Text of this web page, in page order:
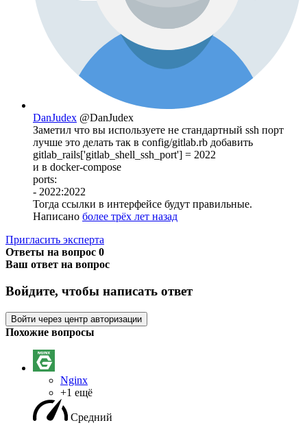
DanJudex @DanJudex
Заметил что вы используете не стандартный ssh порт
лучше это делать так в config/gitlab.rb добавить
gitlab_rails['gitlab_shell_ssh_port'] = 2022
и в docker-compose
ports:
- 2022:2022
Тогда ссылки в интерфейсе будут правильные.
Написано более трёх лет назад
Пригласить эксперта
Ответы на вопрос 0
Ваш ответ на вопрос
Войдите, чтобы написать ответ
Войти через центр авторизации
Похожие вопросы
Nginx
+1 ещё
Средний